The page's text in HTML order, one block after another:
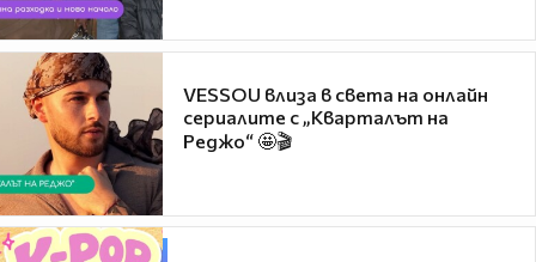
VESSOU влиза в света на онлайн
сериалите с „Кварталът на
Реджо“ 🤩🎬